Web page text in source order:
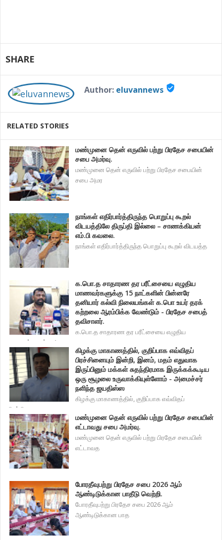
SHARE
Author: eluvannews verified_user
RELATED STORIES
மண்முனை தென் எருவில் பற்று பிரதேச சபையின்
சபை அமர்வு.
மண்முனை தென் எருவில் பற்று பிரதேச சபையின்
சபை அமர
நாங்கள் எதிர்பார்த்திருந்த பொறுப்பு கூறல்
விடயத்திலே திருப்தி இல்லை – சாணக்கியன்
எம்.பி கவலை.
நாங்கள் எதிர்பார்த்திருந்த பொறுப்பு கூறல் விடயத்த
க.பொ.த சாதாரண தர பரீட்சையை எழுதிய
மாணவர்களுக்கு 15 நாட்களின் பின்னரே
தனியார் கல்வி நிலையங்கள் க.பொ உயர் தரக்
கற்றலை ஆரம்பிக்க வேண்டும் - பிரதேச சபைத்
தவிசாளர்.
க.பொ.த சாதாரண தர பரீட்சையை எழுதிய
மாணவர்களுக்கு 1
கிழக்கு மாகாணத்தில், குறிப்பாக எவ்விதப்
பிரச்சினையும் இன்றி, இனம், மதம் எதுவாக
இருப்பினும் மக்கள் சுதந்திரமாக இருக்கக்கூடிய
ஒரு சூழலை உருவாக்கியுள்ளோம் - அமைச்சர்
நளிந்த ஜயதிஸ்ஸ
கிழக்கு மாகாணத்தில், குறிப்பாக எவ்விதப்
பிரச்சினை
மண்முனை தென் எருவில் பற்று பிரதேச சபையின்
எட்டாவது சபை அமர்வு.
மண்முனை தென் எருவில் பற்று பிரதேச சபையின்
எட்டாவத
போரதீவுபற்று பிரதேச சபை 2026 ஆம்
ஆண்டிடுக்கான பாதீடு வெற்றி.
போரதீவுபற்று பிரதேச சபை 2026 ஆம்
ஆண்டிடுக்கான பாத